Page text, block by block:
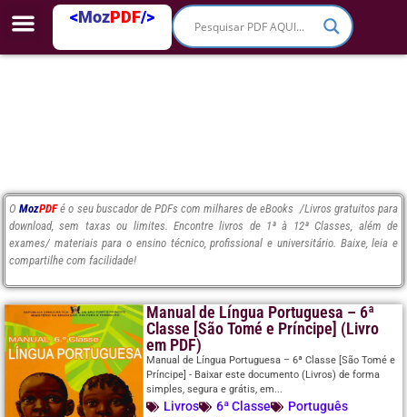
<MozPDF/>
OMozPDF é o seu buscador de PDFs com milhares de eBooks /Livros gratuitos para
download, sem taxas ou limites. Encontre livros de 1ª à 12ª Classes, além de
exames/ materiais para o ensino técnico, profissional e universitário. Baixe, leia e
compartilhe com facilidade!
Manual de Língua Portuguesa – 6ª
Classe [São Tomé e Príncipe] (Livro
em PDF)
Manual de Língua Portuguesa – 6ª Classe [São Tomé e
Príncipe] - Baixar este documento (Livros) de forma
simples, segura e grátis, em...
Livros 6ª Classe
Português